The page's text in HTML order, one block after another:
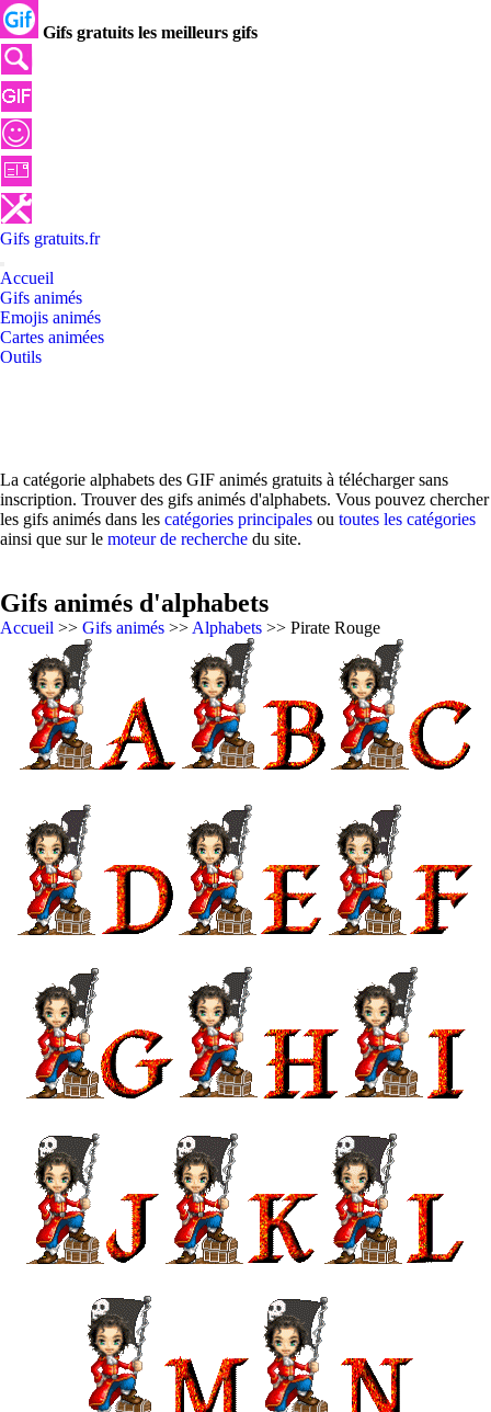
Gifs gratuits les meilleurs gifs
Gifs gratuits.fr
Accueil
Gifs animés
Emojis animés
Cartes animées
Outils
La catégorie alphabets des GIF animés gratuits à télécharger sans
inscription. Trouver des gifs animés d'alphabets. Vous pouvez chercher
les gifs animés dans les catégories principales ou toutes les catégories
ainsi que sur le moteur de recherche du site.
Gifs animés d'alphabets
Accueil >> Gifs animés >> Alphabets >> Pirate Rouge